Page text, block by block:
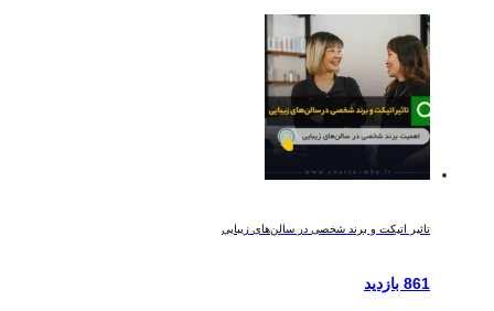
تاثیر اتیکت و برند شخصی در سالن‌های زیبایی
861 بازدید